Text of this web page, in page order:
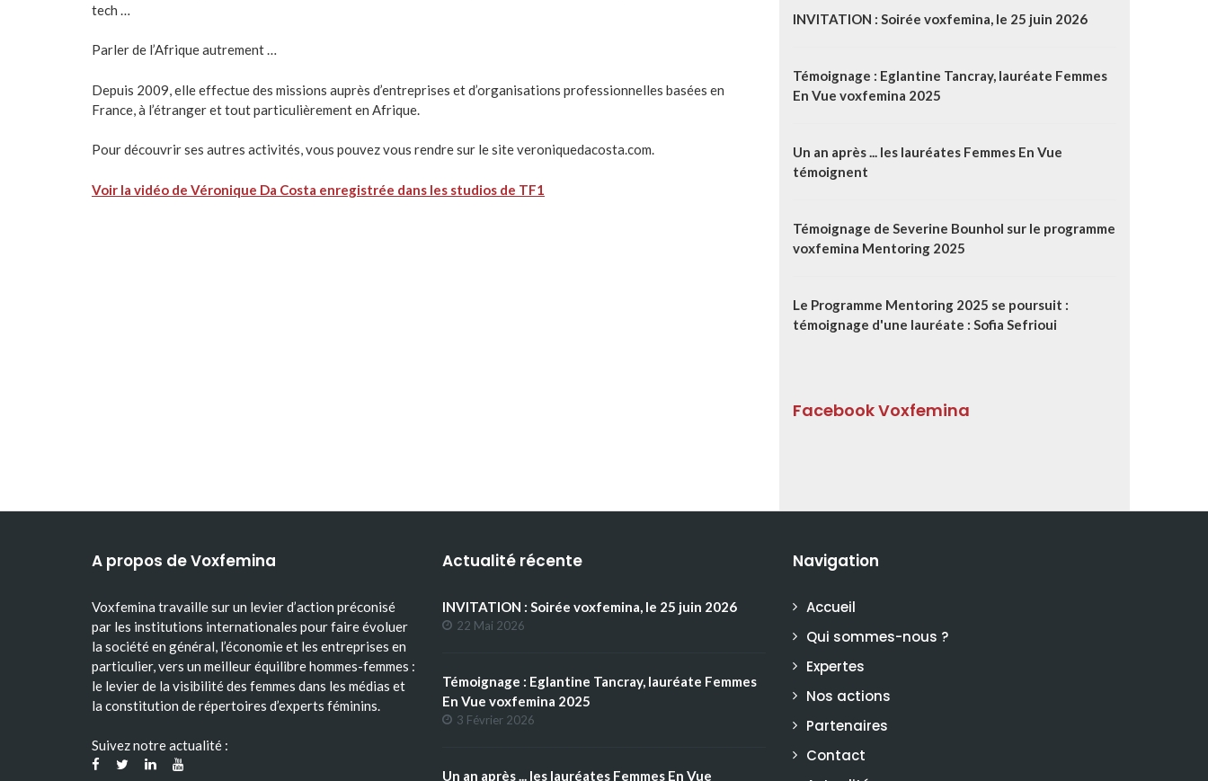
tech …
Parler de l’Afrique autrement …
Depuis 2009, elle effectue des missions auprès d’entreprises et d’organisations professionnelles basées en
France, à l’étranger et tout particulièrement en Afrique.
Pour découvrir ses autres activités, vous pouvez vous rendre sur le site veroniquedacosta.com.
Voir la vidéo de Véronique Da Costa enregistrée dans les studios de TF1
INVITATION : Soirée voxfemina, le 25 juin 2026
Témoignage : Eglantine Tancray, lauréate Femmes
En Vue voxfemina 2025
Un an après ... les lauréates Femmes En Vue
témoignent
Témoignage de Severine Bounhol sur le programme
voxfemina Mentoring 2025
Le Programme Mentoring 2025 se poursuit :
témoignage d'une lauréate : Sofia Sefrioui
Facebook Voxfemina
A propos de Voxfemina
Voxfemina travaille sur un levier d’action préconisé
par les institutions internationales pour faire évoluer
la société en général, l’économie et les entreprises en
particulier, vers un meilleur équilibre hommes-femmes :
le levier de la visibilité des femmes dans les médias et
la constitution de répertoires d’experts féminins.
Suivez notre actualité :
Actualité récente
INVITATION : Soirée voxfemina, le 25 juin 2026
22 Mai 2026
Témoignage : Eglantine Tancray, lauréate Femmes
En Vue voxfemina 2025
3 Février 2026
Un an après ... les lauréates Femmes En Vue
Navigation
Accueil
Qui sommes-nous ?
Expertes
Nos actions
Partenaires
Contact